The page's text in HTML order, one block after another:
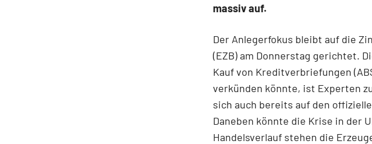
massiv auf.
Der Anlegerfokus bleibt auf die
(EZB) am Donnerstag gerichtet.
Kauf von Kreditverbriefungen
verkünden könnte, ist Experten
sich auch bereits auf den
Daneben könnte die Krise in der
Handelsverlauf stehen die